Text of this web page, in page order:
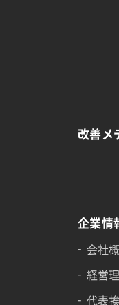
改善メ
企業情
会社
経営
代表